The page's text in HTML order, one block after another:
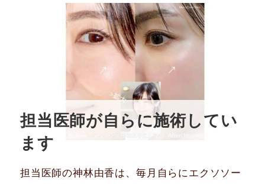
担当医師が自らに施術してい
ます
担当医師の神林由香は、毎月自らにエクソソー